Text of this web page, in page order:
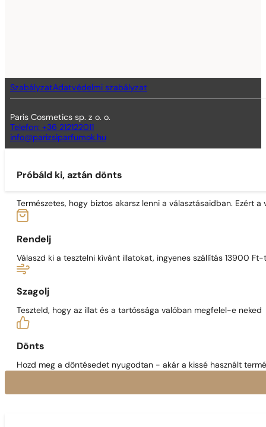
SzabályzatAdatvédelmi szabályzat
Paris Cosmetics sp. z o. o.
Telefon: +36 212122011
info@parizsiparfumok.hu
Próbáld ki, aztán dönts
Természetes, hogy biztos akarsz lenni a választásaidban. Ezért
Rendelj
Válaszd ki a tesztelni kívánt illatokat, ingyenes szállítás 13900 Ft-
Szagolj
Teszteld, hogy az illat és a tartóssága valóban megfelel-e neked
Dönts
Hozd meg a döntésedet nyugodtan - akár a kissé használt